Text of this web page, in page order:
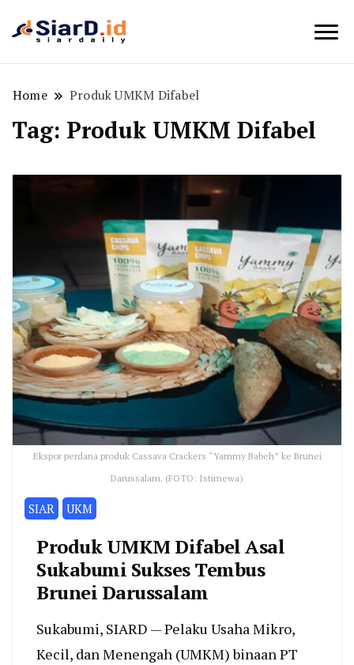
Home Produk UMKM Difabel
Tag: Produk UMKM Difabel
Ekspor perdana produk Cassava Crackers “Yammy Babeh” ke Brunei
Darussalam. (FOTO: Istimewa)
SIAR UKM
Produk UMKM Difabel Asal
Sukabumi Sukses Tembus
Brunei Darussalam
Sukabumi, SIARD — Pelaku Usaha Mikro,
Kecil, dan Menengah (UMKM) binaan PT